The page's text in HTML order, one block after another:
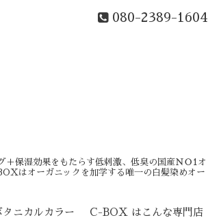
080-2389-1604
保湿効果をもたらす低刺激、低臭の国産ＮＯ1オ
はオーガニックを加学する唯一の白髪染めオー
ニカルカラー
C-BOX はこんな専門店